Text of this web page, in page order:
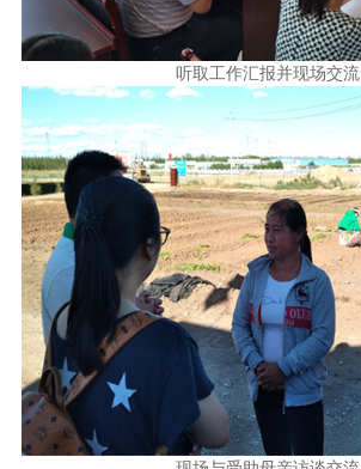
听取工作汇报并现场交流